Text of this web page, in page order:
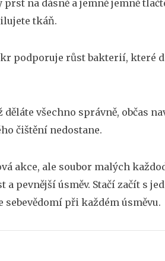
na dásně a jemně jemně
tkáň.
podporuje růst bakterií, které
děláte všechno správně, občas
čištění nedostane.
akce, ale soubor malých
pevnější úsměv. Stačí začít s
při každém úsměvu.